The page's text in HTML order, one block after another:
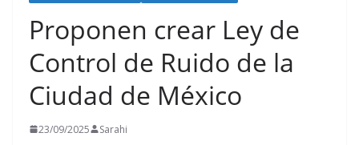
Proponen crear Ley de
Control de Ruido de la
Ciudad de México
23/09/2025 Sarahi